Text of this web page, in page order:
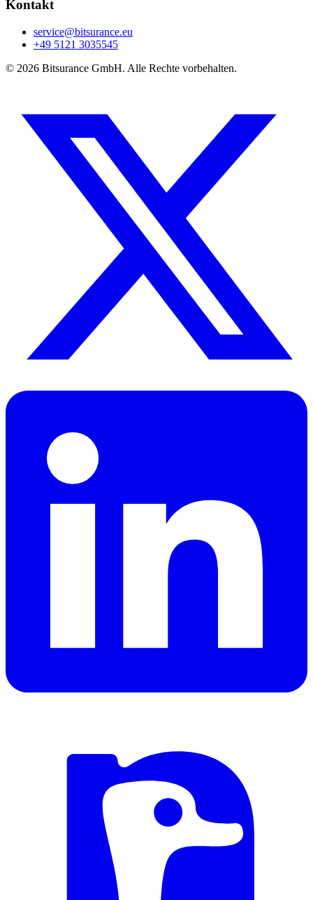
Kontakt
service@bitsurance.eu
+49 5121 3035545
© 2026 Bitsurance GmbH. Alle Rechte vorbehalten.